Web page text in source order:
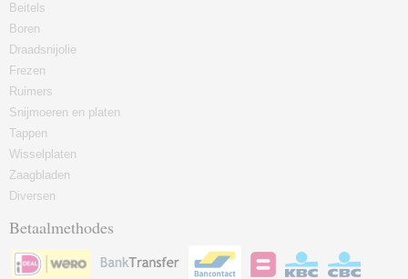
Beitels
Boren
Draadsnijolie
Frezen
Ruimers
Snijmoeren en platen
Tappen
Wisselplaten
Zaagbladen
Diversen
Betaalmethodes